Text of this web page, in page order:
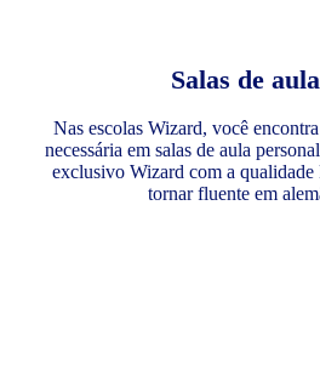
Salas de aula
Nas escolas Wizard, você
necessária em salas de aula
exclusivo Wizard com a qualidade
tornar fluente em